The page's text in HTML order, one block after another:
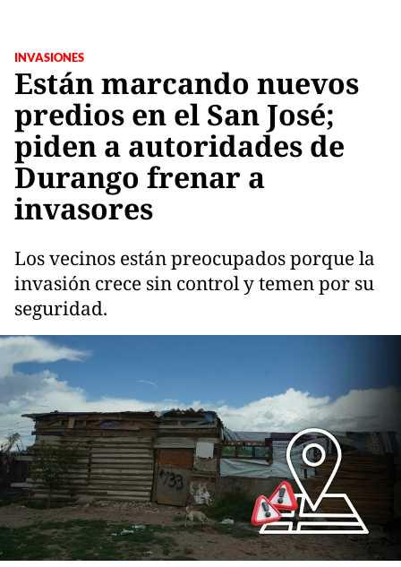
INVASIONES
Están marcando nuevos
predios en el San José;
piden a autoridades de
Durango frenar a
invasores
Los vecinos están preocupados porque la
invasión crece sin control y temen por su
seguridad.